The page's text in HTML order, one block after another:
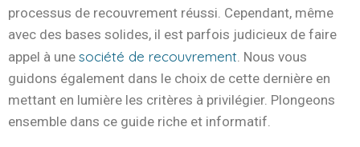
processus de recouvrement réussi. Cependant, même
avec des bases solides, il est parfois judicieux de faire
appel à une société de recouvrement . Nous vous
guidons également dans le choix de cette dernière en
mettant en lumière les critères à privilégier. Plongeons
ensemble dans ce guide riche et informatif.